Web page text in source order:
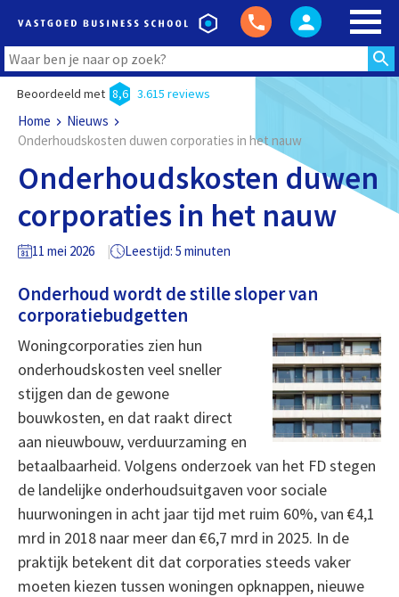
Beoordeeld met 8,6 3.615 reviews
Home
Nieuws
Onderhoudskosten duwen corporaties in het nauw
Onderhoudskosten duwen
corporaties in het nauw
11 mei 2026 Leestijd: 5 minuten
Onderhoud wordt de stille sloper van
corporatiebudgetten
Woningcorporaties zien hun
onderhoudskosten veel sneller
stijgen dan de gewone
bouwkosten, en dat raakt direct
aan nieuwbouw, verduurzaming en
betaalbaarheid. Volgens onderzoek van het FD stegen
de landelijke onderhoudsuitgaven voor sociale
huurwoningen in acht jaar tijd met ruim 60%, van €4,1
mrd in 2018 naar meer dan €6,7 mrd in 2025. In de
praktijk betekent dit dat corporaties steeds vaker
moeten kiezen tussen woningen opknappen, nieuwe